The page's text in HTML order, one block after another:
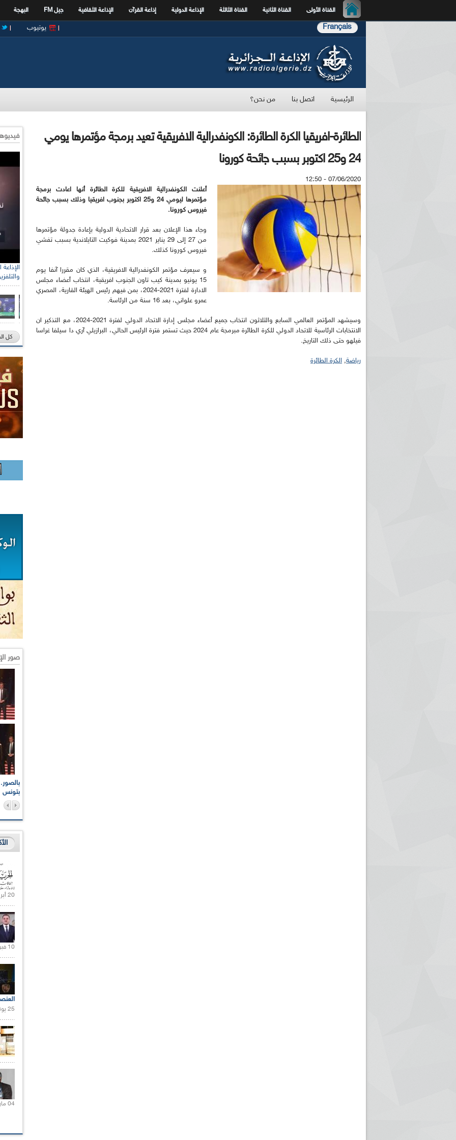
القناة الأولى القناة الثانية القناة الثالثة الإذاعة الدولية إذاعة القرآن الإذاعة الثقافية جيل FM البهجة
Français يوتيوب
الرئيسية اتصل بنا من نحن؟
الطائرة-افريقيا الكرة الطائرة: الكونفدرالية الافريقية تعيد برمجة مؤتمرها يومي
24 و25 اكتوبر بسبب جائحة كورونا
07/06/2020 - 12:50
أعلنت الكونفدرالية الافريقية للكرة الطائرة أنها اعادت برمجة
مؤتمرها ليومي 24 و25 اكتوبر بجنوب افريقيا وذلك بسبب جائحة
فيروس كورونا.
وجاء هذا الإعلان بعد قرار الاتحادية الدولية بإعادة جدولة مؤتمرها
من 27 إلى 29 يناير 2021 بمدينة فوكيت التايلاندية بسبب تفشي
فيروس كورونا كذلك.
و سيعرف مؤتمر الكونفدرالية الافريقية، الذي كان مقررا آنفا يوم
15 يونيو بمدينة كيب تاون الجنوب افريقية، انتخاب أعضاء مجلس
الادارة لفترة 2021-2024، بمن فيهم رئيس الهيئة القارية، المصري
عمرو علواني، بعد 16 سنة من الرئاسة.
وسيشهد المؤتمر العالمي السابع والثلاثون انتخاب جميع أعضاء مجلس إدارة الاتحاد الدولي لفترة 2021-2024، مع التذكير ان
الانتخابات الرئاسية للاتحاد الدولي للكرة الطائرة مبرمجة عام 2024 حيث تستمر فترة الرئيس الحالي، البرازيلي آري دا سيلفا غراسا
فيلهو حتى ذلك التاريخ.
رياضة, الكرة الطائرة
كل
صور
بتونس
20 أبريل 2021 |
10 فبراير 2021 |
25 يونيو 2021 |
04 مارس 2020 |